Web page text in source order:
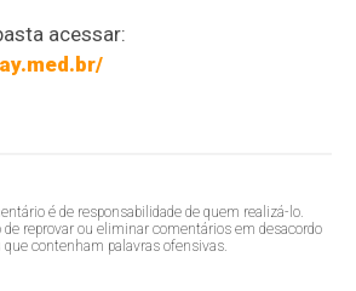
acessar:
é de responsabilidade de quem realizá-lo.
reprovar ou eliminar comentários em desacordo
contenham palavras ofensivas.